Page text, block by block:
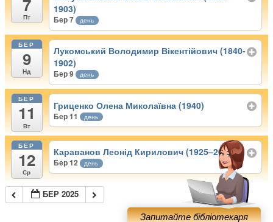
Пт
1903)
Бер 7 день
БЕР
9
Нд
Лукомський Володимир Вікентійович (1840-
1902)
Бер 9 день
БЕР
11
Вт
Гриценко Олена Миколаївна (1940)
Бер 11 день
БЕР
12
Ср
Караванов Леонід Кирилович (1925–2002)
Бер 12 день
БЕР 2025